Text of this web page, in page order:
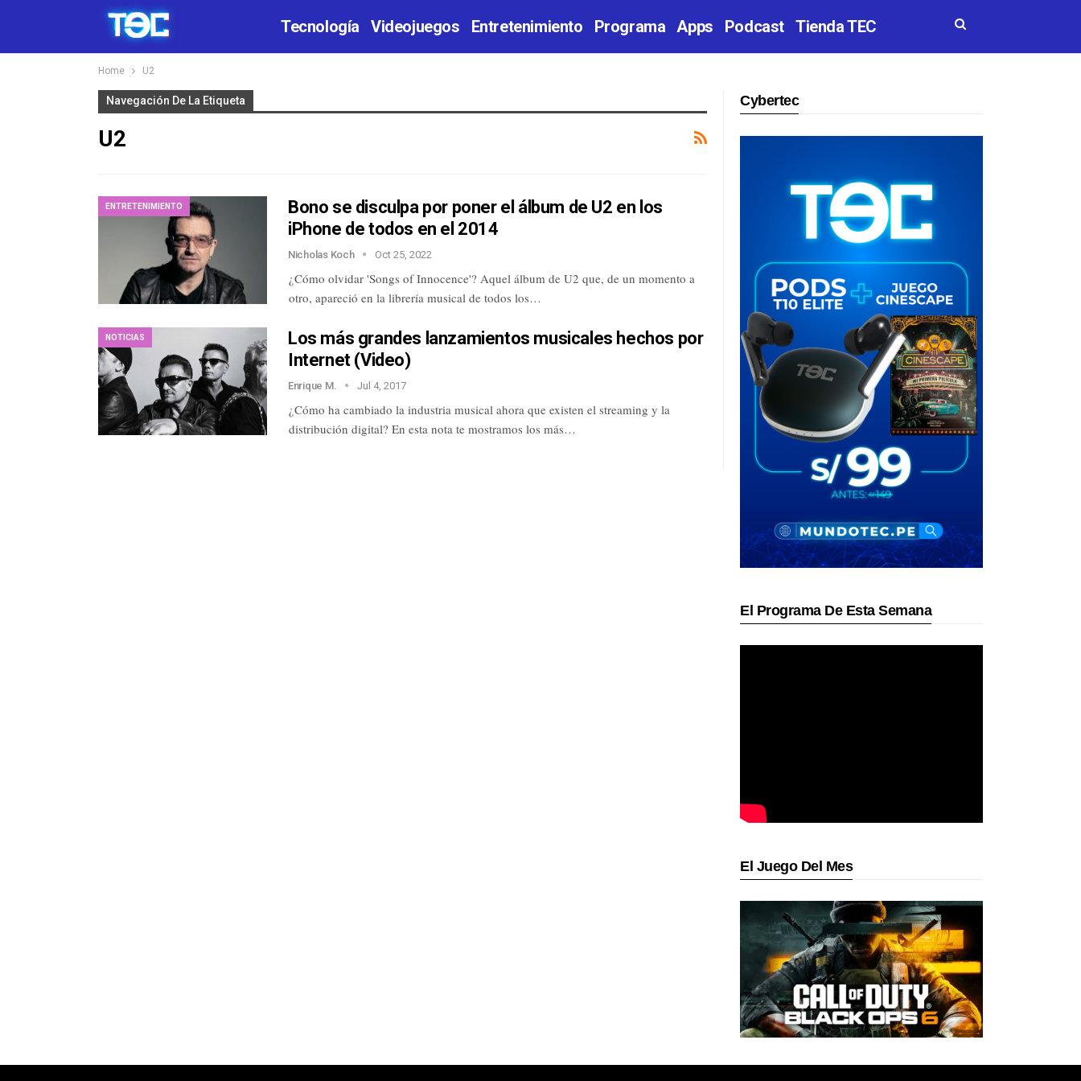
Tecnología Videojuegos Entretenimiento Programa Apps Podcast Tienda TEC
Home U2
Navegación De La Etiqueta
U2
ENTRETENIMIENTO
Bono se disculpa por poner el álbum de U2 en los
iPhone de todos en el 2014
Nicholas Koch Oct 25, 2022
¿Cómo olvidar 'Songs of Innocence'? Aquel álbum de U2 que, de un momento a
otro, apareció en la librería musical de todos los…
NOTICIAS
Los más grandes lanzamientos musicales hechos por
Internet (Video)
Enrique M. Jul 4, 2017
¿Cómo ha cambiado la industria musical ahora que existen el streaming y la
distribución digital? En esta nota te mostramos los más…
Cybertec
El Programa De Esta Semana
El Juego Del Mes